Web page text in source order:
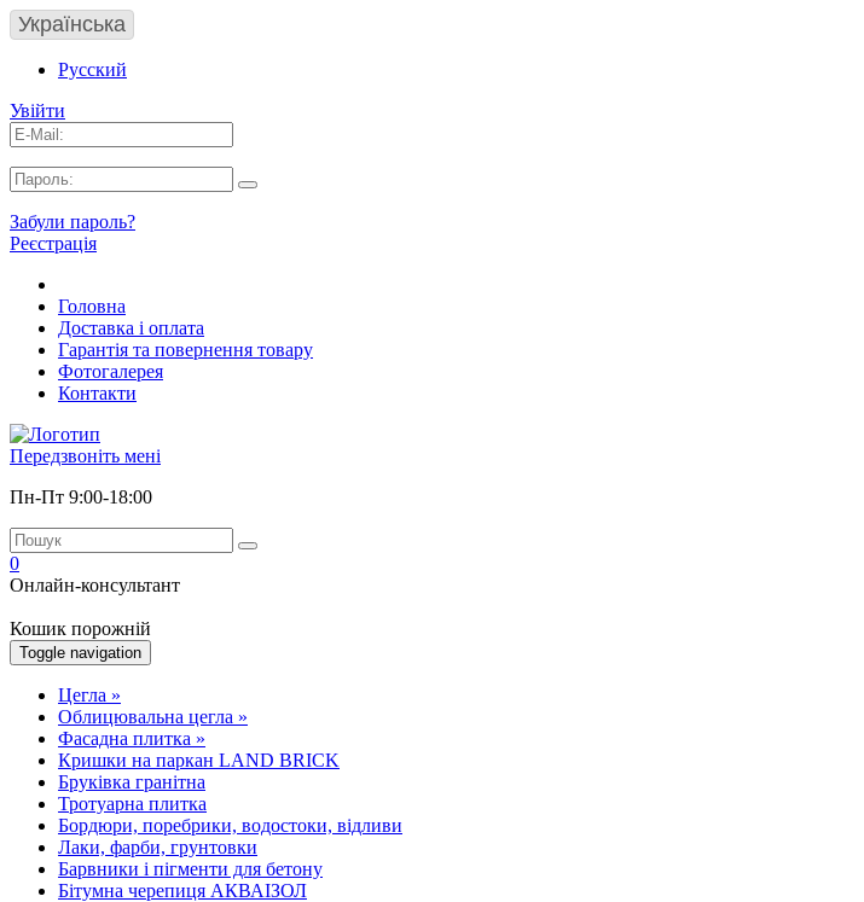
Українська
Русский
Увійти
Забули пароль?
Реєстрація
Головна
Доставка і оплата
Гарантія та повернення товару
Фотогалерея
Контакти
Передзвоніть мені
Пн-Пт 9:00-18:00
0
Онлайн-консультант
Кошик порожній
Toggle navigation
Цегла »
Облицювальна цегла »
Фасадна плитка »
Кришки на паркан LAND BRICK
Бруківка гранітна
Тротуарна плитка
Бордюри, поребрики, водостоки, відливи
Лаки, фарби, грунтовки
Барвники і пігменти для бетону
Бітумна черепиця АКВАІЗОЛ